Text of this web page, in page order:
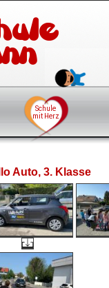
Auto, 3. Klasse